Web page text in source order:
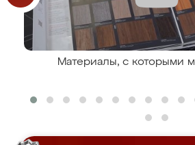
Материалы, с которыми